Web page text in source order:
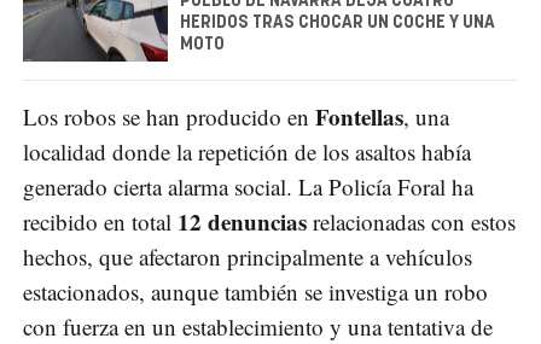
HERIDOS TRAS CHOCAR UN COCHE Y UNA
MOTO
Los robos se han producido en Fontellas, una
localidad donde la repetición de los asaltos había
generado cierta alarma social. La Policía Foral ha
recibido en total 12 denuncias relacionadas con estos
hechos, que afectaron principalmente a vehículos
estacionados, aunque también se investiga un robo
con fuerza en un establecimiento y una tentativa de